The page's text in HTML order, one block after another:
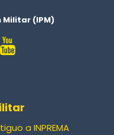
(IPM)
a INPREMA